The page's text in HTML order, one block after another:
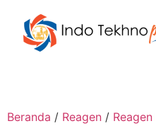
Beranda / Reagen /